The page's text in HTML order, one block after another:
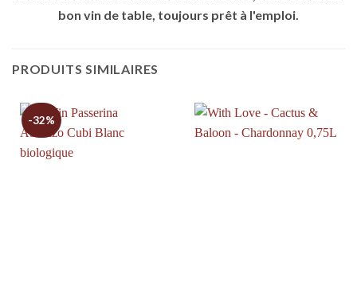
bon vin de table, toujours prêt à l'emploi.
PRODUITS SIMILAIRES
-32%